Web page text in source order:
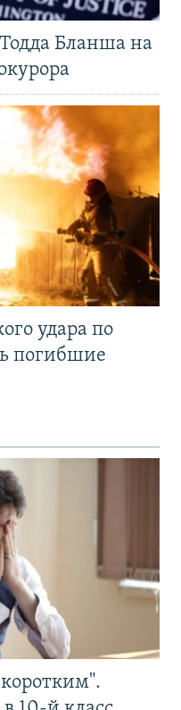
Бланша на
удара по
погибшие